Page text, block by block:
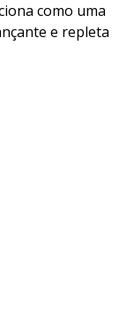
como uma
e repleta